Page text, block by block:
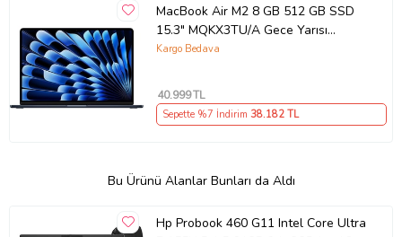
MacBook Air M2 8 GB 512 GB SSD
15.3" MQKX3TU/A Gece Yarısı
Outlet (Açıklamayı Okuyunuz)
Kargo Bedava
40.999TL
Sepette %7 İndirim 38.182TL
Bu Ürünü Alanlar Bunları da Aldı
Hp Probook 460 G11 Intel Core Ultra